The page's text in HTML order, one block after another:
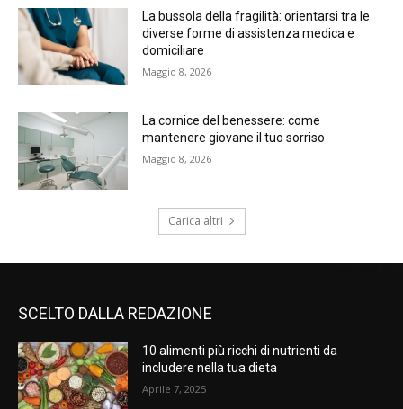
La bussola della fragilità: orientarsi tra le
diverse forme di assistenza medica e
domiciliare
Maggio 8, 2026
La cornice del benessere: come
mantenere giovane il tuo sorriso
Maggio 8, 2026
Carica altri
SCELTO DALLA REDAZIONE
10 alimenti più ricchi di nutrienti da
includere nella tua dieta
Aprile 7, 2025